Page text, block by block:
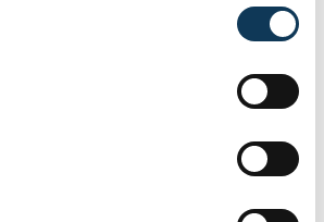
kiemelkedő
13-án kezdődő
Fesztiválon